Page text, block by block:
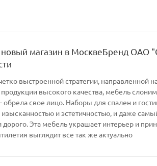
магазин в МосквеБренд ОАО
выстроенной стратегии, направленной
высокого качества, мебель
обрела свое лицо. Наборы для спален и
изысканностью и эстетичностью, и даже
Эта мебель украшает интерьер и
выглядит все так же актуально